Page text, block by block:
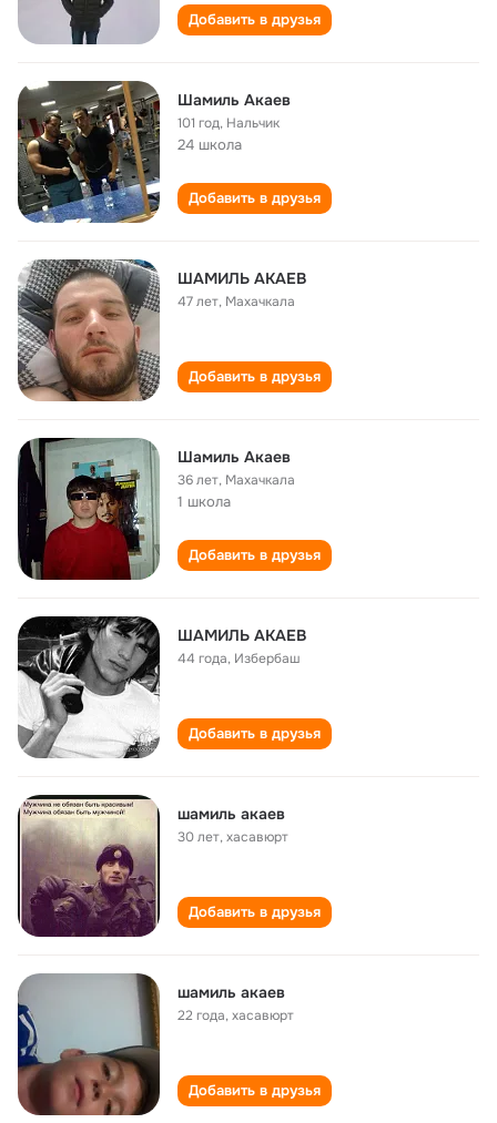
Добавить в друзья
Шамиль Акаев
101 год, Нальчик
24 школа
Добавить в друзья
ШАМИЛЬ АКАЕВ
47 лет, Махачкала
Добавить в друзья
Шамиль Акаев
36 лет, Махачкала
1 школа
Добавить в друзья
ШАМИЛЬ АКАЕВ
44 года, Избербаш
Добавить в друзья
шамиль акаев
30 лет,хасавюрт
Добавить в друзья
шамиль акаев
22 года,хасавюрт
Добавить в друзья